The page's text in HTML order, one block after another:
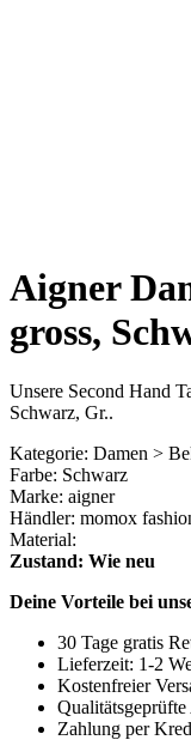
Aigner
gross,
Unsere Second Hand
Schwarz, Gr..
Kategorie: Damen >
Farbe: Schwarz
Marke: aigner
Händler: momox
Material:
Zustand: Wie neu
Deine Vorteile bei
30 Tage gratis
Lieferzeit: 1-2
Kostenfreier
Zahlung per